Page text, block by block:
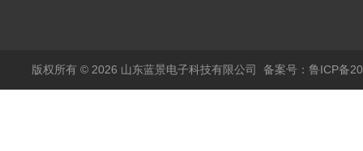
版权所有 © 2026 山东蓝景电子科技有限公司 备案号：鲁ICP备